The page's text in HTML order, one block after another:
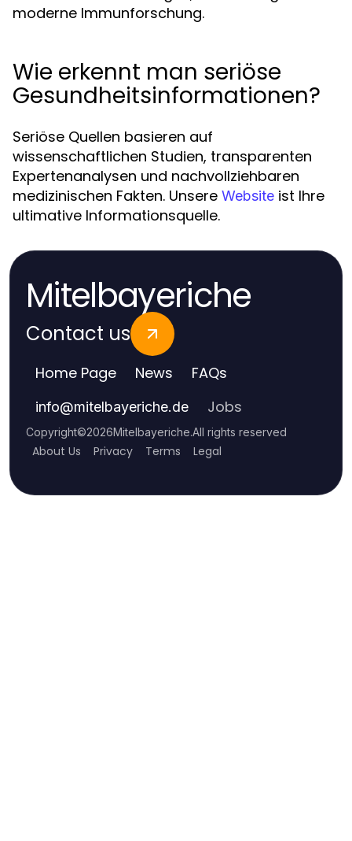
moderne Immunforschung.
Wie erkennt man seriöse
Gesundheitsinformationen?
Seriöse Quellen basieren auf
wissenschaftlichen Studien, transparenten
Expertenanalysen und nachvollziehbaren
medizinischen Fakten. Unsere Website ist Ihre
ultimative Informationsquelle.
Mitelbayeriche
Contact us
Home Page News FAQs
info@mitelbayeriche.de Jobs
Copyright©2026Mitelbayeriche.All rights reserved
About Us Privacy Terms Legal